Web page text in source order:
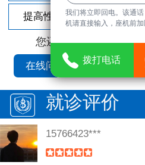
提高性功能 龟头敏
您还可以拨打免费咨询
在线问诊
就诊评价
15766423***
我们将立即回电。该通
机请直接输入，座机前加
拨打电话